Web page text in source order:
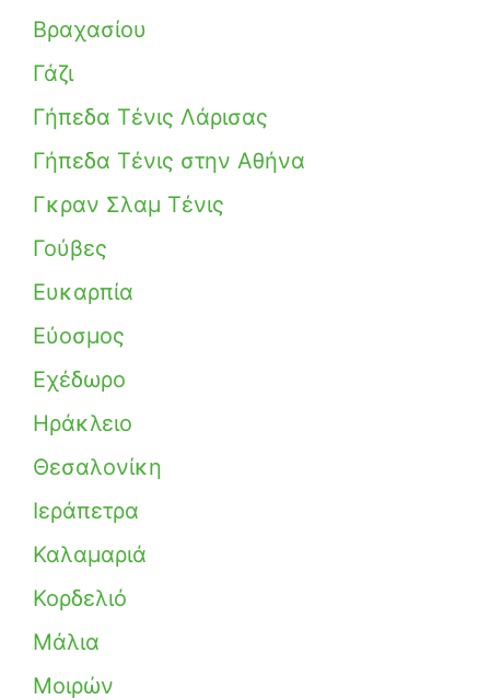
Βραχασίου
Γάζι
Γήπεδα Τένις Λάρισας
Γήπεδα Τένις στην Αθήνα
Γκραν Σλαμ Τένις
Γούβες
Ευκαρπία
Εύοσμος
Εχέδωρο
Ηράκλειο
Θεσαλονίκη
Ιεράπετρα
Καλαμαριά
Κορδελιό
Μάλια
Μοιρών